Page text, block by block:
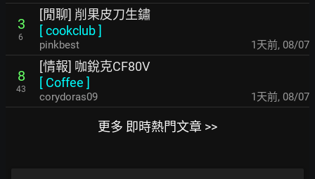
3
6
[閒聊] 削果皮刀生鏽
[cookclub]
pinkbest 1天前, 08/07
8
43
[情報] 咖銳克CF80V
[ Coffee ]
corydoras09 1天前, 08/07
更多 即時熱門文章 >>